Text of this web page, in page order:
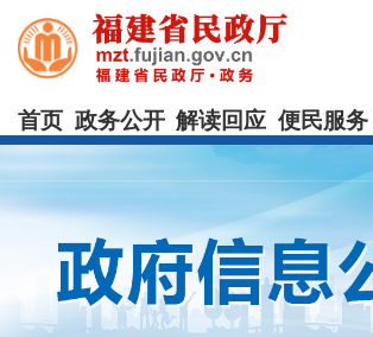
首页 政务公开 解读回应 便民服务